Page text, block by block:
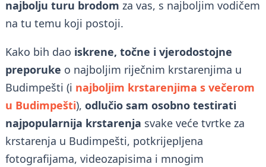
najbolju turu brodom za vas, s najboljim vodičem
na tu temu koji postoji.
Kako bih dao iskrene, točne i vjerodostojne
preporuke o najboljim riječnim krstarenjima u
Budimpešti (i najboljim krstarenjima s večerom
u Budimpešti), odlučio sam osobno testirati
najpopularnija krstarenja svake veće tvrtke za
krstarenja u Budimpešti, potkrijepljena
fotografijama, videozapisima i mnogim